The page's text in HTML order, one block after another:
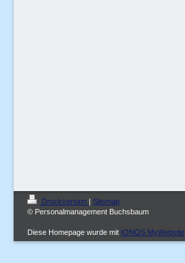
Druckversion | Sitemap
© Personalmanagement Buchsbaum
Diese Homepage wurde mit IONOS MyWebsite